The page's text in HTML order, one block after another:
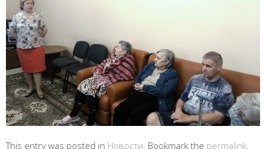
This entry was posted in Новости. Bookmark the permalink.